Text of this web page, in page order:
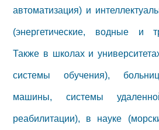
автоматизация) и
(энергетические, водные и
Также в школах и
системы обучения),
машины, системы
реабилитации), в науке